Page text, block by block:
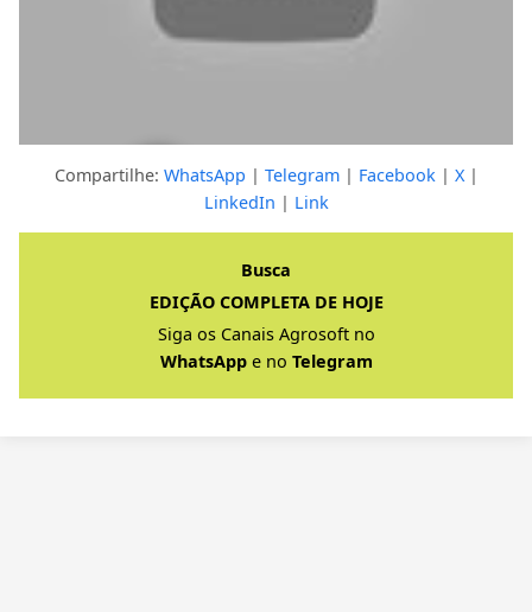
Clique para ver a resposta completa
Compartilhe: WhatsApp | Telegram| Facebook | X|
LinkedIn | Link
Busca
EDIÇÃO COMPLETA DE HOJE
Siga os Canais Agrosoft no
WhatsAppe no Telegram